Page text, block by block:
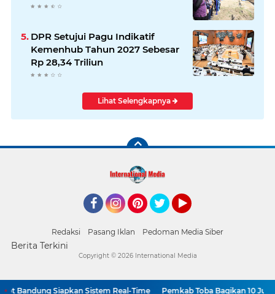
DPR Setujui Pagu Indikatif
Kemenhub Tahun 2027 Sebesar
Rp 28,34 Triliun
Lihat Selengkapnya
Redaksi Pasang Iklan Pedoman Media Siber
Berita Terkini
Bandung Siapkan Sistem Real-Time Pemkab Toba Bagikan 10 Juta
Copyright © 2026 International Media